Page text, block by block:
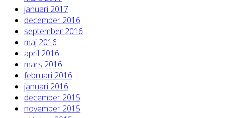
januari 2017
december 2016
september 2016
maj 2016
april 2016
mars 2016
februari 2016
januari 2016
december 2015
november 2015